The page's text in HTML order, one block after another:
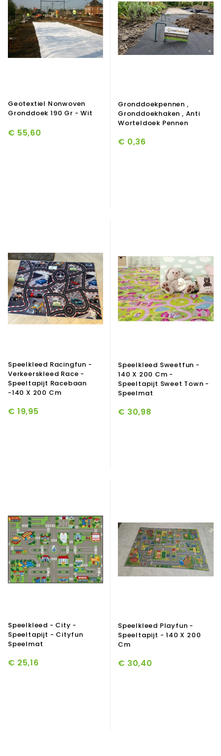
Geotextiel Nonwoven
Gronddoek 190 Gr - Wit
€ 55,60
Gronddoekpennen ,
Gronddoekhaken , Anti
Worteldoek Pennen
€ 0,36
Speelkleed Racingfun -
Verkeerskleed Race -
Speeltapijt Racebaan
-140 X 200 Cm
€ 19,95
Speelkleed Sweetfun -
140 X 200 Cm -
Speeltapijt Sweet Town -
Speelmat
€ 30,98
Speelkleed - City -
Speeltapijt - Cityfun
Speelmat
€ 25,16
Speelkleed Playfun -
Speeltapijt - 140 X 200
Cm
€ 30,40